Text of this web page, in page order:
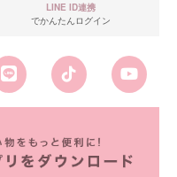
LINE ID連携
でかんたんログイン